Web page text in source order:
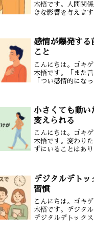
木悟です。人間関
きな影響を与えま
す。今回は人間関
ポイントを紹介し
感情が爆発する
こと
こんにちは。ゴキ
木悟です。「また
「つい感情的にな
を守ることができ
るイライラしたと
小さくても動い
変えられる
こんにちは。ゴキ
木悟です。変わり
ずにいることはあ
けが過ぎていきま
のに必要なのは大
デジタルデトッ
習慣
こんにちは。ゴキ
木悟です。デジタ
デジタルデトック